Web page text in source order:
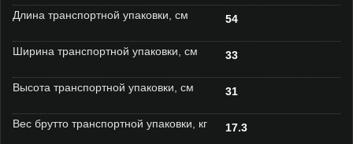
Длина транспортной упаковки, см 54
Ширина транспортной упаковки, см 33
Высота транспортной упаковки, см 31
Вес брутто транспортной упаковки, кг 17.3